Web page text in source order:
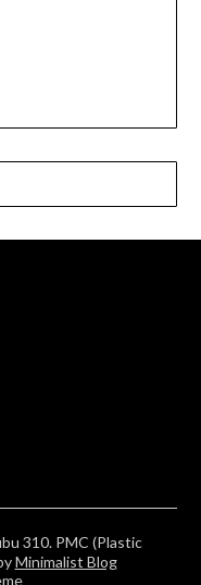
310. PMC (Plastic
Minimalist Blog